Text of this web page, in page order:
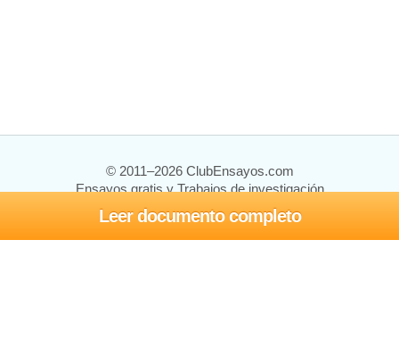
Leer documento completo
© 2011–2026 ClubEnsayos.com
Ensayos gratis y Trabajos de investigación